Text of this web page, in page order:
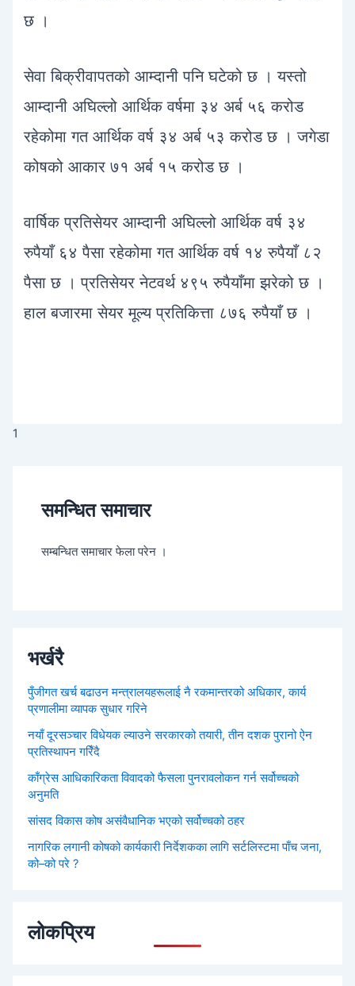
छ ।
सेवा बिक्रीवापतको आम्दानी पनि घटेको छ । यस्तो
आम्दानी अघिल्लो आर्थिक वर्षमा ३४ अर्ब ५६ करोड
रहेकोमा गत आर्थिक वर्ष ३४ अर्ब ५३ करोड छ । जगेडा
कोषको आकार ७१ अर्ब १५ करोड छ ।
वार्षिक प्रतिसेयर आम्दानी अघिल्लो आर्थिक वर्ष ३४
रुपैयाँ ६४ पैसा रहेकोमा गत आर्थिक वर्ष १४ रुपैयाँ ८२
पैसा छ । प्रतिसेयर नेटवर्थ ४९५ रुपैयाँमा झरेको छ ।
हाल बजारमा सेयर मूल्य प्रतिकित्ता ८७६ रुपैयाँ छ ।
1
समन्धित समाचार
सम्बन्धित समाचार फेला परेन ।
भर्खरै
पुँजीगत खर्च बढाउन मन्त्रालयहरूलाई नै रकमान्तरको अधिकार, कार्य
प्रणालीमा व्यापक सुधार गरिने
नयाँ दूरसञ्चार विधेयक ल्याउने सरकारको तयारी, तीन दशक पुरानो ऐन
प्रतिस्थापन गरिँदै
काँग्रेस आधिकारिकता विवादको फैसला पुनरावलोकन गर्न सर्वोच्चको
अनुमति
सांसद विकास कोष असंवैधानिक भएको सर्वोच्चको ठहर
नागरिक लगानी कोषको कार्यकारी निर्देशकका लागि सर्टलिस्टमा पाँच जना,
को–को परे ?
लोकप्रिय